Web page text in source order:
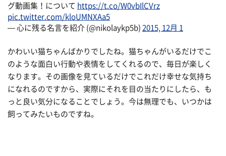
グ動画集！について https://t.co/W0vbIlCVrz
pic.twitter.com/kloUMNXAa5
— 心に残る名言を紹介 (@nikolaykp5b) 2015, 12月 1
かわいい猫ちゃんばかりでしたね。猫ちゃんがいるだけでこ
のような面白い行動や表情をしてくれるので、毎日が楽しく
なります。その画像を見ているだけでこれだけ幸せな気持ち
になれるのですから、実際にそれを目の当たりにしたら、も
っと良い気分になることでしょう。今は無理でも、いつかは
飼ってみたいものですね。